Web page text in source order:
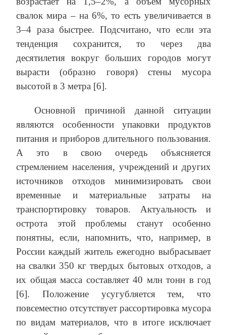
свалок мира – на 6%, то есть увеличивается в
3–4 раза быстрее. Подсчитано, что если эта
тенденция сохранится, то через два
десятилетия вокруг больших городов могут
вырасти (образно говоря) стены мусора
высотой в 3 метра [6].
Основной причиной данной ситуации
являются особенности упаковки продуктов
питания и приборов длительного пользования.
А это в свою очередь объясняется
стремлением населения, учреждений и других
источников отходов минимизировать свои
временные и материальные затраты на
транспортировку товаров. Актуальность и
острота этой проблемы станут особенно
понятны, если, напомнить, что, например, в
России каждый житель ежегодно выбрасывает
на свалки 350 кг твердых бытовых отходов, а
их общая масса составляет 40 млн тонн в год
[6]. Положение усугубляется тем, что
повсеместно отсутствует рассортировка мусора
по видам материалов, что в итоге исключает